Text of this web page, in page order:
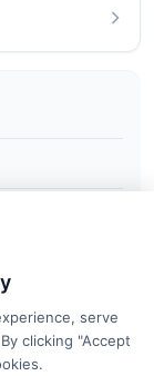
serve
clicking "Accept